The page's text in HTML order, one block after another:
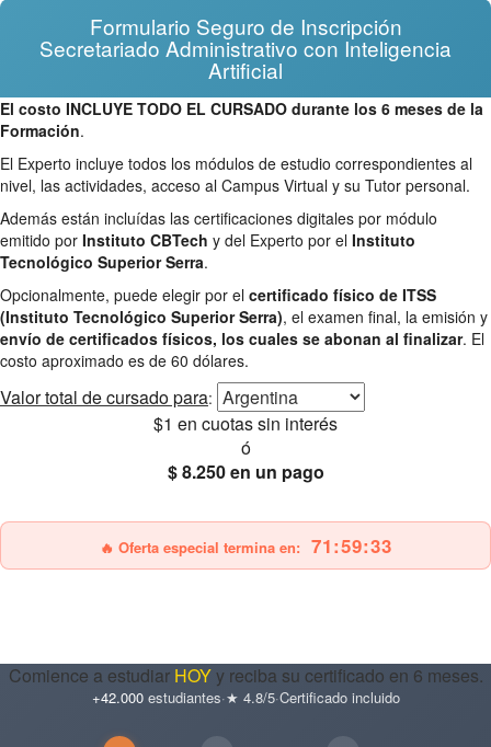
Formulario Seguro de Inscripción
Secretariado Administrativo con Inteligencia
Artificial
El costo INCLUYE TODO EL CURSADO durante los 6 meses de la
Formación.
El Experto incluye todos los módulos de estudio correspondientes al
nivel, las actividades, acceso al Campus Virtual y su Tutor personal.
Además están incluídas las certificaciones digitales por módulo
emitido por Instituto CBTech y del Experto por el Instituto
Tecnológico Superior Serra.
Opcionalmente, puede elegir por el certificado físico de ITSS
(Instituto Tecnológico Superior Serra), el examen final, la emisión y
envío de certificados físicos, los cuales se abonan al finalizar. El
costo aproximado es de 60 dólares.
Valor total de cursado para:
$1 en cuotas sin interés
ó
$ 8.250en un pago
🔥 Oferta especial termina en: 71:59:31
Comience a estudiar HOYy reciba su certificado en 6 meses.
+42.000estudiantes·★ 4.8/5·Certificado incluido